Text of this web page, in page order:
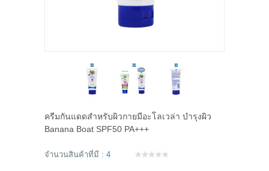
ครีมกันแดดสำหรับผิวกายมีอะโลเวล่า บำรุงผิว
Banana Boat SPF50 PA+++
จำนวนสินค้าที่มี : 4